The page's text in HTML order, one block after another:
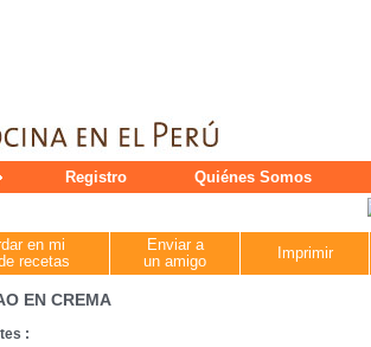
Registro Quiénes Somos
en mi
recetas
Enviar a
un amigo
Imprimir
EN CREMA
: